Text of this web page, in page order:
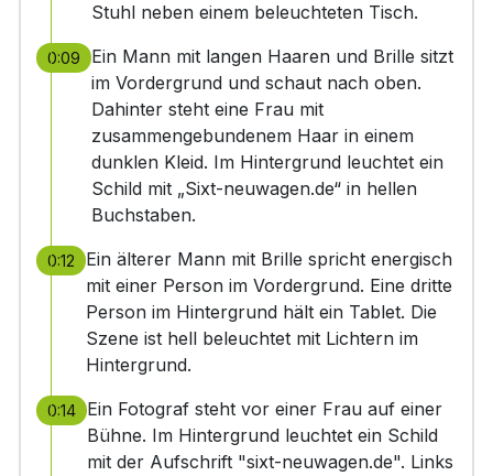
Stuhl neben einem beleuchteten Tisch.
0:09
Ein Mann mit langen Haaren und Brille sitzt
im Vordergrund und schaut nach oben.
Dahinter steht eine Frau mit
zusammengebundenem Haar in einem
dunklen Kleid. Im Hintergrund leuchtet ein
Schild mit „Sixt-neuwagen.de“ in hellen
Buchstaben.
0:12
Ein älterer Mann mit Brille spricht energisch
mit einer Person im Vordergrund. Eine dritte
Person im Hintergrund hält ein Tablet. Die
Szene ist hell beleuchtet mit Lichtern im
Hintergrund.
0:14 Ein Fotograf steht vor einer Frau auf einer
Bühne. Im Hintergrund leuchtet ein Schild
mit der Aufschrift "sixt-neuwagen.de". Links